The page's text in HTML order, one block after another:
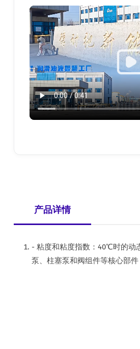
产品详情
- 粘度和粘度指数：40℃时的动
泵、柱塞泵和阀组件等核心部